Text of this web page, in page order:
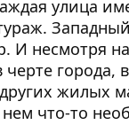
улица
И несмотря
черте города,
жилых
что-то